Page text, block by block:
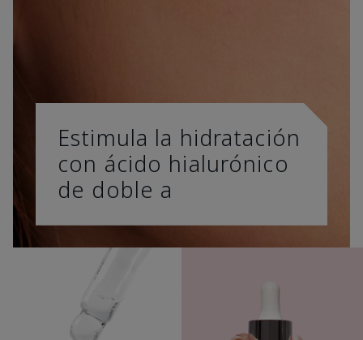
Estimula la hidratación
con ácido hialurónico
de doble a